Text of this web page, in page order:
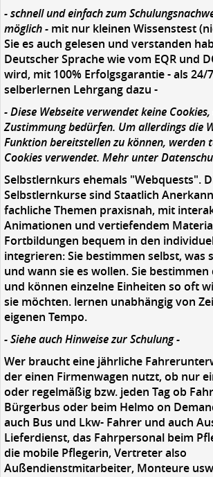
- schnell und einfach zum
möglich - mit nur kleinen Wissenstest
Sie es auch gelesen und verstanden
Deutscher Sprache wie vom EQR und
wird, mit 100% Erfolgsgarantie - als
selberlernen Lehrgang dazu -
- Diese Webseite verwendet keine
Zustimmung bedürfen. Um allerdings die
Funktion bereitstellen zu können, werden
Cookies verwendet. Mehr unter
Selbstlernkurs ehemals "Webquests".
Selbstlernkurse sind Staatlich
fachliche Themen praxisnah, mit
Animationen und vertiefendem
Fortbildungen bequem in den
integrieren: Sie bestimmen selbst, was
und wann sie es wollen. Sie
und können einzelne Einheiten so oft
sie möchten. lernen unabhängig von
eigenen Tempo.
- Siehe auch Hinweise zur Schulung -
Wer braucht eine jährliche
der einen Firmenwagen nutzt, ob nur
oder regelmäßig bzw. jeden Tag ob
Bürgerbus oder beim Helmo on
auch Bus und Lkw- Fahrer und auch
Lieferdienst, das Fahrpersonal beim
die mobile Pflegerin, Vertreter also
Außendienstmitarbeiter, Monteure